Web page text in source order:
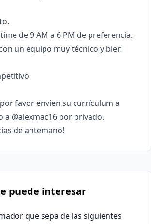
de 9 AM a 6 PM de preferencia.
un equipo muy técnico y bien
favor envíen su currículum a
a @alexmac16 por privado.
de antemano!
puede interesar
que sepa de las siguientes